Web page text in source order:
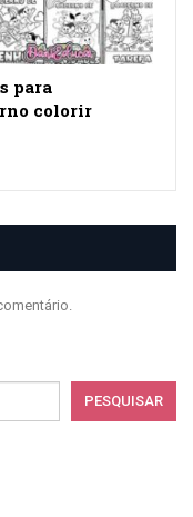
para
colorir
PESQUISAR